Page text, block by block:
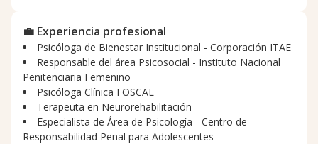
💼 Experiencia profesional
Psicóloga de Bienestar Institucional - Corporación ITAE
Responsable del área Psicosocial - Instituto Nacional
Penitenciaria Femenino
Psicóloga Clínica FOSCAL
Terapeuta en Neurorehabilitación
Especialista de Área de Psicología - Centro de
Responsabilidad Penal para Adolescentes